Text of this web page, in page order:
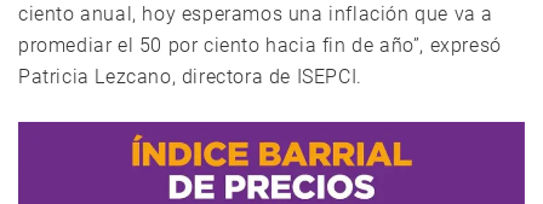
ciento anual, hoy esperamos una inflación que va a
promediar el 50 por ciento hacia fin de año”, expresó
Patricia Lezcano, directora de ISEPCI.